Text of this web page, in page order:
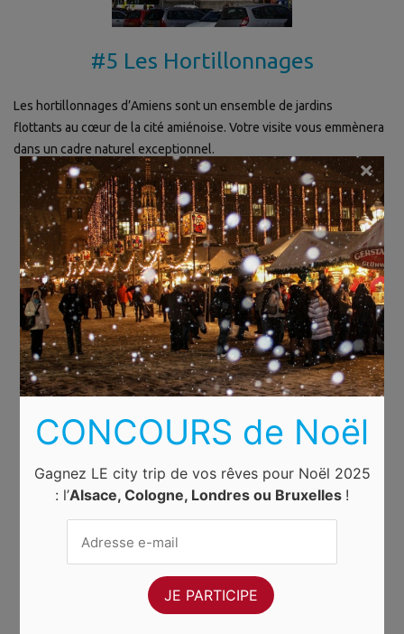
#5 Les Hortillonnages
Les hortillonnages d’Amiens sont un ensemble de jardins
flottants au cœur de la cité amiénoise. Votre visite vous emmènera
dans un cadre naturel exceptionnel.
CONCOURS de Noël
Gagnez LE city trip de vos rêves pour Noël 2025
: l’Alsace, Cologne, Londres ou Bruxelles !
×